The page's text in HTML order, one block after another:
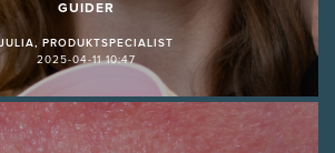
GUIDER
JULIA, PRODUKTSPECIALIST
2025-04-11 10:47